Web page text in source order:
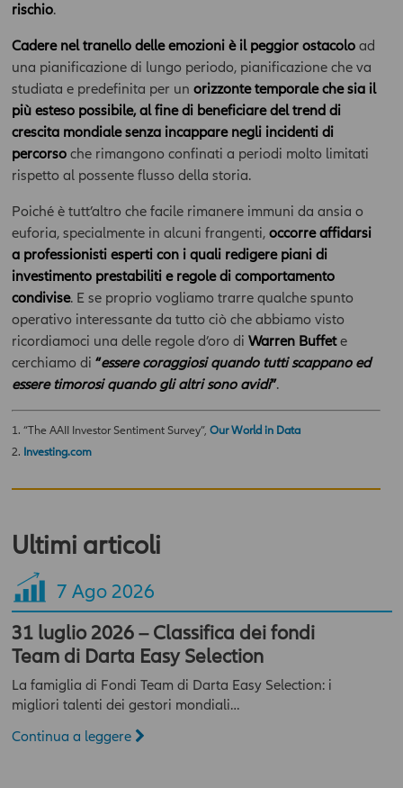
La Compagnia non assume alcuna garanzia e responsabilità
con riferimento ai siti esterni raggiungibili tramite i
collegamenti presenti nell’Area o attraverso i quali viene
raggiunta la stessa. Pertanto, l’utente accede a tali siti sotto la
propria esclusiva responsabilità. In nessun caso la Compagnia
potrà essere ritenuti responsabile per qualsiasi danno, diretto o
indiretto, collegato all’utilizzo del sito e delle informazioni e/o
elementi ivi contenuti, compresi quelli per il mancato
funzionamento della rete internet (es.
interruzione/sospensione del servizio e/o anomalie di
funzionamento, virus, ecc.), abuso da parte di terzi,
danneggiamento o perdita di programmi o altri dati dai propri
sistemi informatici.
ATTENZIONE: Le dichiarazioni prodotte costituiscono
autocertificazione ai sensi del D.P.R. n. 445 del 28 dicembre
2000 e successive modifiche. Le dichiarazioni mendaci sono
sanzionabili penalmente. Spuntando la casella "Accetto"
sottostante, si dichiara di essere un professionista ed accettare
senza riserva o eccezione alcuna e sotto la propria
responsabilità tutto quanto indicato sopra, nonché nelle
ulteriori specifiche avvertenze che potranno essere presenti in
sezioni o pagine del presente sito. In caso contrario l'accesso al
presente sito sarà negato.
rischio.
Cadere nel tranello delle emozioni è il peggior ostacoload
una pianificazione di lungo periodo, pianificazione che va
studiata e predefinita per un orizzonte temporale che sia il
più esteso possibile, al fine di beneficiare del trend di
crescita mondiale senza incappare negli incidenti di
percorsoche rimangono confinati a periodi molto limitati
rispetto al possente flusso della storia.
Poiché è tutt’altro che facile rimanere immuni da ansia o
euforia, specialmente in alcuni frangenti, occorre affidarsi
a professionisti esperti con i quali redigere piani di
investimento prestabiliti e regole di comportamento
condivise. E se proprio vogliamo trarre qualche spunto
operativo interessante da tutto ciò che abbiamo visto
ricordiamoci una delle regole d’oro di Warren Buffete
cerchiamo di “essere coraggiosi quando tutti scappano ed
essere timorosi quando gli altri sono avidi”.
1. “The AAII Investor Sentiment Survey”, Our World in Data
2. Investing.com
Ultimi articoli
7 Ago 2026
31 luglio 2026 – Classifica dei fondi
Team di Darta Easy Selection
La famiglia di Fondi Team di Darta Easy Selection: i
migliori talenti dei gestori mondiali…
Continua a leggere